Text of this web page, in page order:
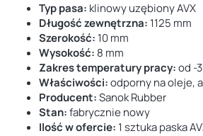
Typ pasa: klinowy uzębiony AVX
Długość zewnętrzna: 1125 mm
Szerokość: 10 mm
Wysokość: 8 mm
Zakres temperatury pracy:od -
Właściwości:odporny na oleje,
Producent:Sanok Rubber
Stan:fabrycznie nowy
Ilość w ofercie: 1 sztuka paska